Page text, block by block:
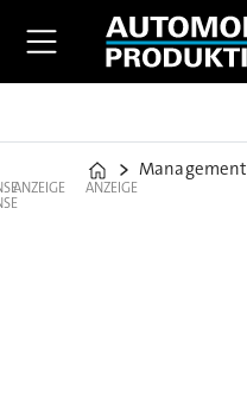
Home
Management
ANZEIGE ANZEIGE